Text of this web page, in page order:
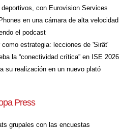
con Eurovision Services
en una cámara de alta velocidad
el podcast
estrategia: lecciones de 'Sirât'
la “conectividad crítica” en ISE 2026
su realización en un nuevo plató
Press
grupales con las encuestas